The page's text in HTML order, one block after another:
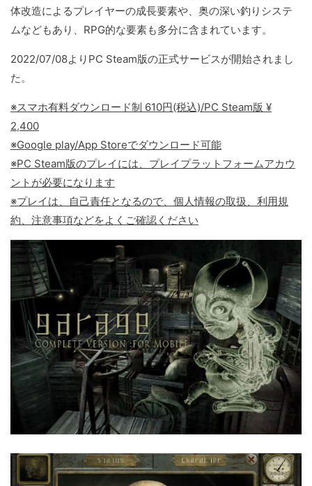
体改造によるプレイヤーの成長要素や、奥の深い釣りシステ
ムなどもあり、RPG的な要素も多分に含まれています。
2022/07/08よりPC Steam版の正式サービスが開始されまし
た。
※スマホ有料ダウンロード制 610円(税込)/PC Steam版 ¥
2,400
※Google play/App Storeでダウンロード可能
※PC Steam版のプレイには、プレイプラットフォームアカウ
ントが必要になります
※プレイは、自己責任となるので、個人情報の取扱、利用規
約、注意事項などをよくご確認ください